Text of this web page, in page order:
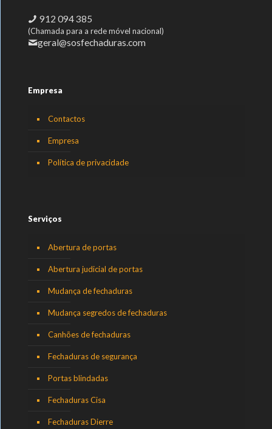
912 094 385
(Chamada para a rede móvel nacional)
geral@sosfechaduras.com
Empresa
Contactos
Empresa
Política de privacidade
Serviços
Abertura de portas
Abertura judicial de portas
Mudança de fechaduras
Mudança segredos de fechaduras
Canhões de fechaduras
Fechaduras de segurança
Portas blindadas
Fechaduras Cisa
Fechaduras Dierre